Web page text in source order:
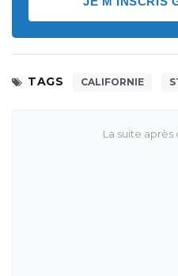
TAGS CALIFORNIE